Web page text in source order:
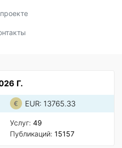
Г.
EUR: 13765.33
Услуг: 49
Публикаций: 15157